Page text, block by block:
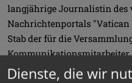
langjährige Journalistin des
Nachrichtenportals "Vatican
Stab der für die
Kommunikationsmitarbeiter.
Dienste, die wir